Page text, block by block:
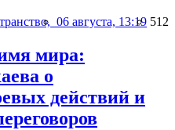
06 августа, 13:19 512
мира:
о
действий и